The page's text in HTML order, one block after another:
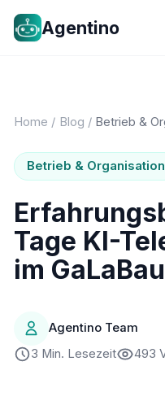
Agentino
Home / Blog / Betrieb &
Betrieb & Organisation
Tage KI-
im
Agentino Team
3 Min. Lesezeit
493